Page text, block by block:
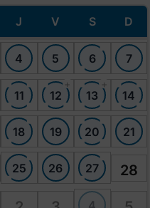
J V S D
4 5 6 7
11 12
+
13
+
14
18 19 20 21
25 26 27 28
4